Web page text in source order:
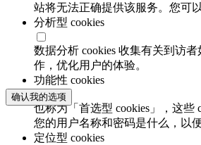
站将无法正确提供该服务。您可
分析型 cookies
数据分析 cookies 收集有关到访
作，优化用户的体验。
功能性 cookies
也称为「首选型 cookies」，这
您的用户名称和密码是什么，以
定位型 cookies
确认我的选项